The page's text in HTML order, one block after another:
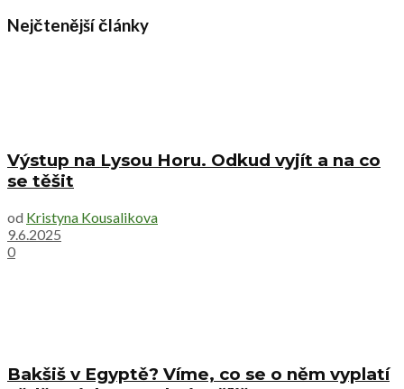
Nejčtenější články
Výstup na Lysou Horu. Odkud vyjít a na co
se těšit
od Kristyna Kousalikova
9.6.2025
0
Bakšiš v Egyptě? Víme, co se o něm vyplatí